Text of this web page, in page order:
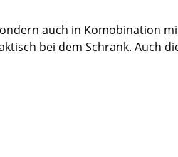
auch in Komobination
bei dem Schrank. Auch